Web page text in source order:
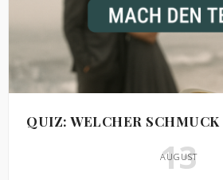
QUIZ: WELCHER SCHMUCK
13
AUGUST